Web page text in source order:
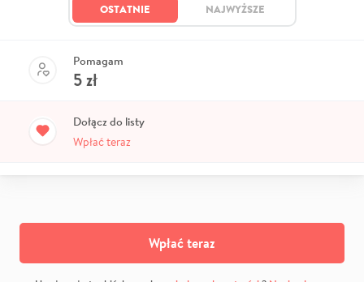
OSTATNIE NAJWYŻSZE
Pomagam
5zł
Dołącz do listy
Wpłać teraz
Wpłać teraz